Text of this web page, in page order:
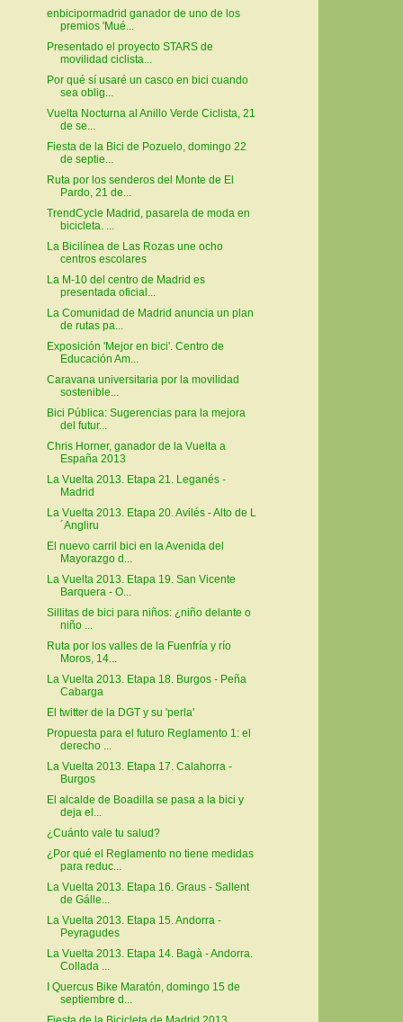
enbicipormadrid ganador de uno de los
premios 'Mué...
Presentado el proyecto STARS de
movilidad ciclista...
Por qué sí usaré un casco en bici cuando
sea oblig...
Vuelta Nocturna al Anillo Verde Ciclista, 21
de se...
Fiesta de la Bici de Pozuelo, domingo 22
de septie...
Ruta por los senderos del Monte de El
Pardo, 21 de...
TrendCycle Madrid, pasarela de moda en
bicicleta. ...
La Bicilínea de Las Rozas une ocho
centros escolares
La M-10 del centro de Madrid es
presentada oficial...
La Comunidad de Madrid anuncia un plan
de rutas pa...
Exposición 'Mejor en bici'. Centro de
Educación Am...
Caravana universitaria por la movilidad
sostenible...
Bici Pública: Sugerencias para la mejora
del futur...
Chris Horner, ganador de la Vuelta a
España 2013
La Vuelta 2013. Etapa 21. Leganés -
Madrid
La Vuelta 2013. Etapa 20. Avilés - Alto de L
´Angliru
El nuevo carril bici en la Avenida del
Mayorazgo d...
La Vuelta 2013. Etapa 19. San Vicente
Barquera - O...
Sillitas de bici para niños: ¿niño delante o
niño ...
Ruta por los valles de la Fuenfría y río
Moros, 14...
La Vuelta 2013. Etapa 18. Burgos - Peña
Cabarga
El twitter de la DGT y su 'perla'
Propuesta para el futuro Reglamento 1: el
derecho ...
La Vuelta 2013. Etapa 17. Calahorra -
Burgos
El alcalde de Boadilla se pasa a la bici y
deja el...
¿Cuánto vale tu salud?
¿Por qué el Reglamento no tiene medidas
para reduc...
La Vuelta 2013. Etapa 16. Graus - Sallent
de Gálle...
La Vuelta 2013. Etapa 15. Andorra -
Peyragudes
La Vuelta 2013. Etapa 14. Bagà - Andorra.
Collada ...
I Quercus Bike Maratón, domingo 15 de
septiembre d...